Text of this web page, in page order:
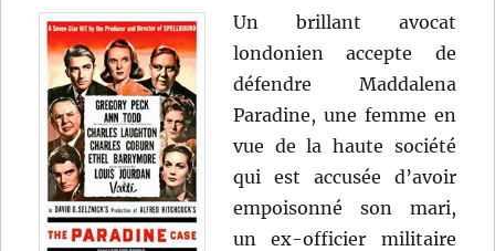
Un brillant avocat
londonien accepte de
défendre Maddalena
Paradine, une femme en
vue de la haute société
qui est accusée d’avoir
empoisonné son mari,
un ex-officier militaire